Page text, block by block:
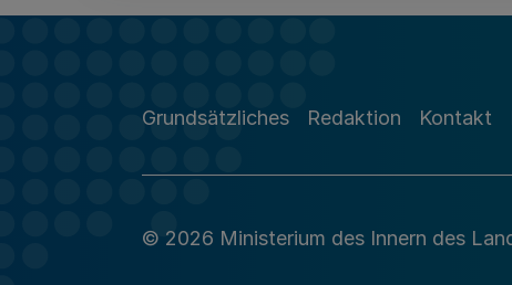
Grundsätzliches Redaktion Kontakt
© 2026 Ministerium des Innern des